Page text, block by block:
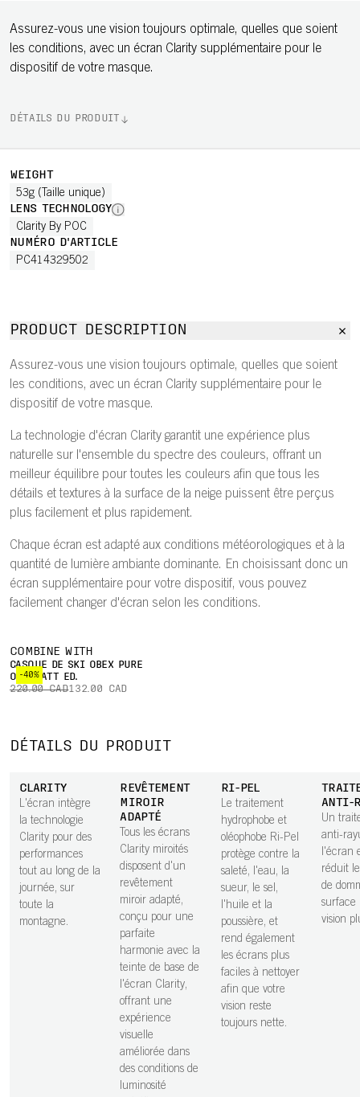
Assurez-vous une vision toujours optimale, quelles que soient
les conditions, avec un écran Clarity supplémentaire pour le
dispositif de votre masque.
DÉTAILS DU PRODUIT
WEIGHT
53g (Taille unique)
LENS TECHNOLOGY
Clarity By POC
NUMÉRO D'ARTICLE
PC414329502
PRODUCT DESCRIPTION
Assurez-vous une vision toujours optimale, quelles que soient
les conditions, avec un écran Clarity supplémentaire pour le
dispositif de votre masque.
La technologie d'écran Clarity garantit une expérience plus
naturelle sur l'ensemble du spectre des couleurs, offrant un
meilleur équilibre pour toutes les couleurs afin que tous les
détails et textures à la surface de la neige puissent être perçus
plus facilement et plus rapidement.
Chaque écran est adapté aux conditions météorologiques et à la
quantité de lumière ambiante dominante. En choisissant donc un
écran supplémentaire pour votre dispositif, vous pouvez
facilement changer d'écran selon les conditions.
COMBINE WITH
-40%
CASQUE DE SKI OBEX PURE
ODERMATT ED.
220.00 CAD132.00 CAD
DÉTAILS DU PRODUIT
CLARITY
L'écran intègre
la technologie
Clarity pour des
performances
tout au long de la
journée, sur
toute la
montagne.
REVÊTEMENT
MIROIR
ADAPTÉ
Tous les écrans
Clarity miroités
disposent d'un
revêtement
miroir adapté,
conçu pour une
parfaite
harmonie avec la
teinte de base de
l'écran Clarity,
offrant une
expérience
visuelle
améliorée dans
des conditions de
luminosité
RI-PEL
Le traitement
hydrophobe et
oléophobe Ri-Pel
protège contre la
saleté, l'eau, la
sueur, le sel,
l'huile et la
poussière, et
rend également
les écrans plus
faciles à nettoyer
afin que votre
vision reste
toujours nette.
ANTI-
Un
anti-
l'écran
réduit
de
surface
vision